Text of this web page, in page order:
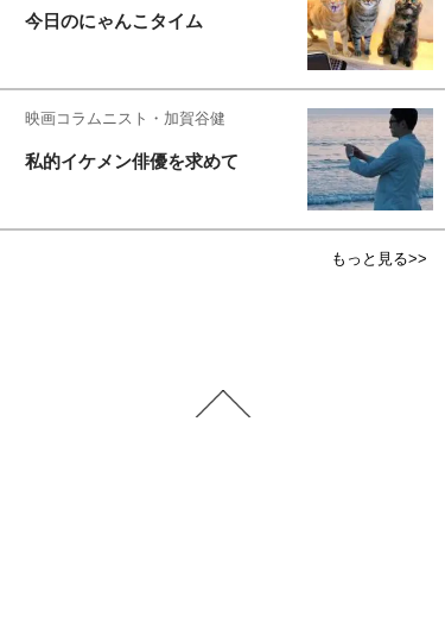
今日のにゃんこタイム
映画コラムニスト・加賀谷健
私的イケメン俳優を求めて
もっと見る>>